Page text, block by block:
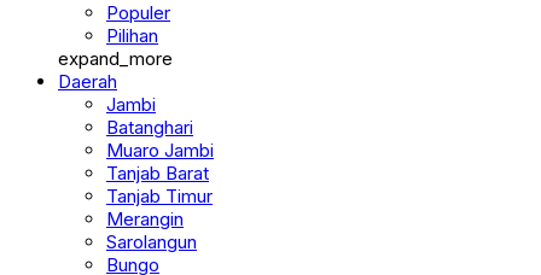
Populer
Pilihan
expand_more
Daerah
Jambi
Batanghari
Muaro Jambi
Tanjab Barat
Tanjab Timur
Merangin
Sarolangun
Bungo